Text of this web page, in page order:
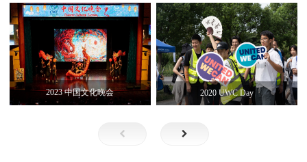
2023 中国文化晚会 2020 UWC Day